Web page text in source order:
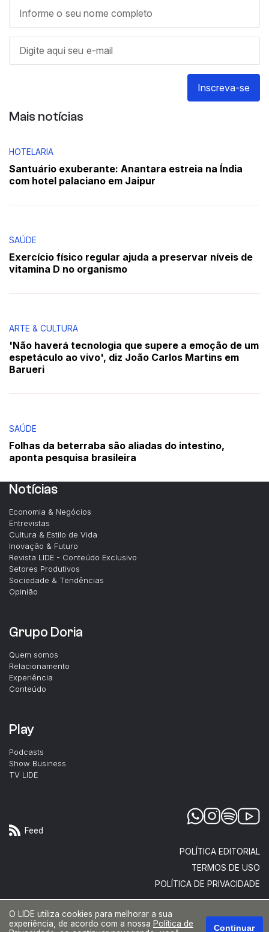
Inscreva-se
Mais notícias
HOTELARIA
Santuário exuberante: Anantara estreia na Índia
com hotel palaciano em Jaipur
SAÚDE
Exercício físico regular ajuda a preservar níveis de
vitamina D no organismo
ARTE & CULTURA
'Não haverá tecnologia que supere a emoção de um
espetáculo ao vivo', diz João Carlos Martins em
Barueri
SAÚDE
Folhas da beterraba são aliadas do intestino,
aponta pesquisa brasileira
Notícias
Economia & Negócios
Entrevistas
Cultura & Estilo de Vida
Inovação & Futuro
Revista LIDE - Conteúdo Exclusivo
Setores Produtivos
Sociedade & Tendências
Opinião
Grupo Doria
Quem somos
Relacionamento
Experiência
Conteúdo
Play
Podcasts
Show Business
TV LIDE
Feed
POLÍTICA EDITORIAL
TERMOS DE USO
POLÍTICA DE PRIVACIDADE
O LIDE utiliza cookies para melhorar a sua
experiência, de acordo com a nossa Política de
Continuar